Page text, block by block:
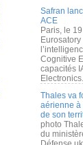
Safran
ACE
Paris, le
Cognitive
capacités
Thales va
aérienne à
de son
photo
du